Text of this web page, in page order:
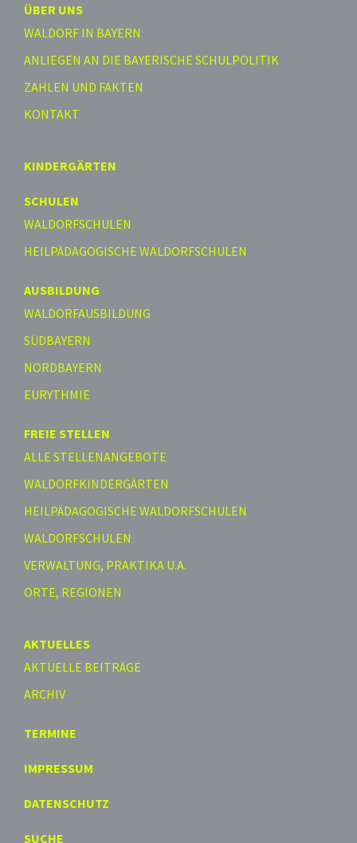
ÜBER UNS
WALDORF IN BAYERN
ANLIEGEN AN DIE BAYERISCHE SCHULPOLITIK
ZAHLEN UND FAKTEN
KONTAKT
KINDERGÄRTEN
SCHULEN
WALDORFSCHULEN
HEILPÄDAGOGISCHE WALDORFSCHULEN
AUSBILDUNG
WALDORFAUSBILDUNG
SÜDBAYERN
NORDBAYERN
EURYTHMIE
FREIE STELLEN
ALLE STELLENANGEBOTE
WALDORFKINDERGÄRTEN
HEILPÄDAGOGISCHE WALDORFSCHULEN
WALDORFSCHULEN
VERWALTUNG, PRAKTIKA U.A.
ORTE, REGIONEN
AKTUELLES
AKTUELLE BEITRÄGE
ARCHIV
TERMINE
IMPRESSUM
DATENSCHUTZ
SUCHE